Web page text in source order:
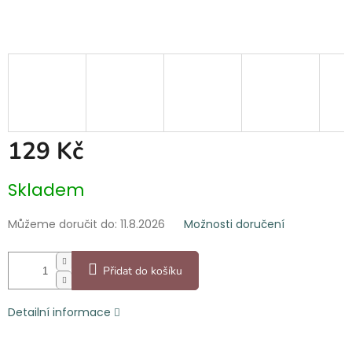
129 Kč
cena:
Skladem
Můžeme doručit do: 11.8.2026 Možnosti doručení
Přidat do košíku
Detailní informace